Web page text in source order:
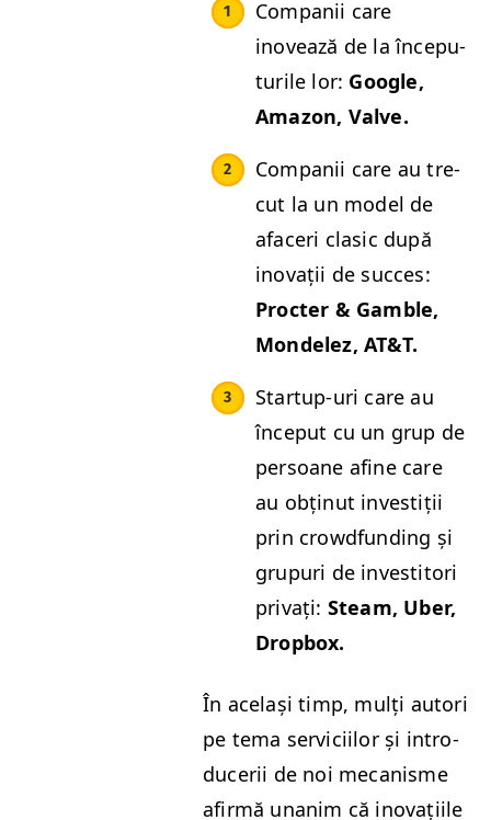
Com­panii care
inovează de la începu­
turile lor: Google,
Ama­zon, Valve.
Com­panii care au tre­
cut la un mod­el de
afac­eri cla­sic după
ino­vații de suc­ces:
Proc­ter &Gam­ble,
Mon­delez, AT&T.
Start­up-uri care au
început cu un grup de
per­soane afine care
au obțin­ut investiții
prin crowd­fund­ing și
grupuri de investi­tori
pri­vați: Steam, Uber,
Dropbox.
În ace­lași timp, mulți autori
pe tema ser­vici­ilor și intro­
duc­erii de noi mecan­isme
afir­mă unan­im că ino­vați­ile